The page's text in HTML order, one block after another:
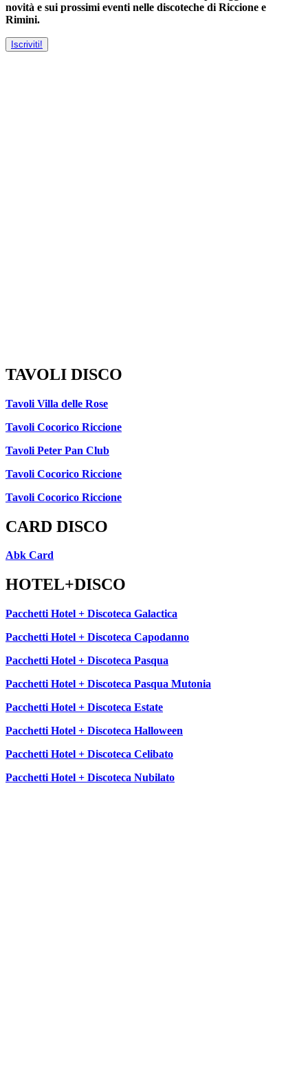
novità e sui prossimi eventi nelle discoteche di Riccione e
Rimini.
Iscriviti!
TAVOLI DISCO
Tavoli Villa delle Rose
Tavoli Cocorico Riccione
Tavoli Peter Pan Club
Tavoli Cocorico Riccione
Tavoli Cocorico Riccione
CARD DISCO
Abk Card
HOTEL+DISCO
Pacchetti Hotel + Discoteca Galactica
Pacchetti Hotel + Discoteca Capodanno
Pacchetti Hotel + Discoteca Pasqua
Pacchetti Hotel + Discoteca Pasqua Mutonia
Pacchetti Hotel + Discoteca Estate
Pacchetti Hotel + Discoteca Halloween
Pacchetti Hotel + Discoteca Celibato
Pacchetti Hotel + Discoteca Nubilato